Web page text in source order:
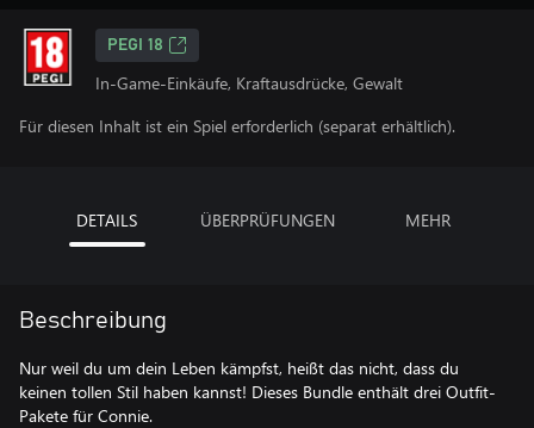
PEGI 18
In-Game-Einkäufe, Kraftausdrücke, Gewalt
Für diesen Inhalt ist ein Spiel erforderlich (separat erhältlich).
DETAILS ÜBERPRÜFUNGEN MEHR
Beschreibung
Nur weil du um dein Leben kämpfst, heißt das nicht, dass du
keinen tollen Stil haben kannst! Dieses Bundle enthält drei Outfit-
Pakete für Connie.